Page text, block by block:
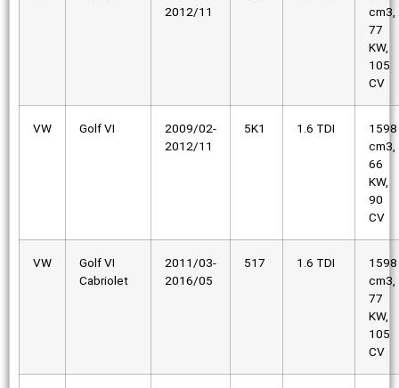
2012/11
cm3,
77
KW,
105
CV
VW Golf VI
2009/02-
2012/11
5K1 1.6 TDI
1598
cm3,
66
KW,
90
CV
VW
Golf VI
Cabriolet
2011/03-
2016/05
517 1.6 TDI
1598
cm3,
77
KW,
105
CV